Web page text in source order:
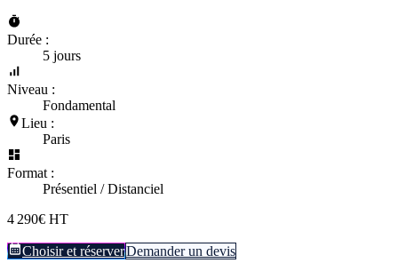
Durée :
5 jours
Niveau :
Fondamental
Lieu :
Paris
Format :
Présentiel / Distanciel
4 290€ HT
Choisir et réserverDemander un devis